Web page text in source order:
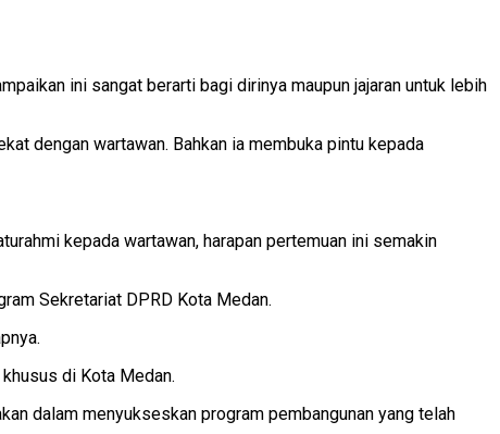
ini sangat berarti bagi dirinya maupun jajaran untuk lebih
dengan wartawan. Bahkan ia membuka pintu kepada
kepada wartawan, harapan pertemuan ini semakin
Sekretariat DPRD Kota Medan.
di Kota Medan.
dalam menyukseskan program pembangunan yang telah